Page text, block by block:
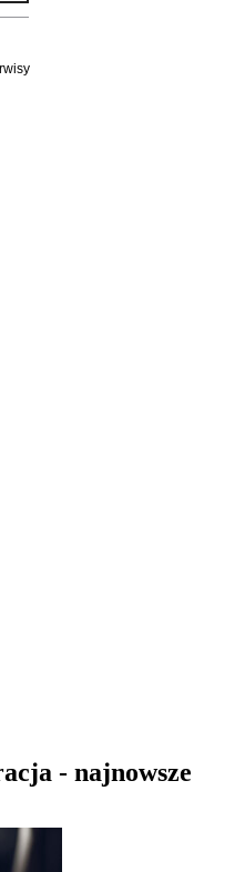
- najnowsze